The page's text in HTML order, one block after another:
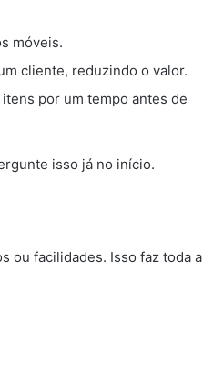
móveis.
cliente, reduzindo o valor.
por um tempo antes de
isso já no início.
ou facilidades. Isso faz toda a